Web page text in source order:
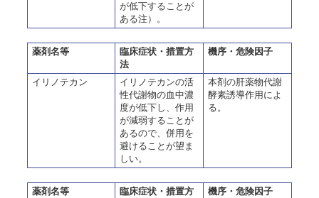
が低下することが
ある注）。
薬剤名等
臨床症状・措置方
法
機序・危険因子
イリノテカン
イリノテカンの活
性代謝物の血中濃
度が低下し、作用
が減弱することが
あるので、併用を
避けることが望ま
しい。
本剤の肝薬物代謝
酵素誘導作用によ
る。
薬剤名等
臨床症状・措置方
機序・危険因子